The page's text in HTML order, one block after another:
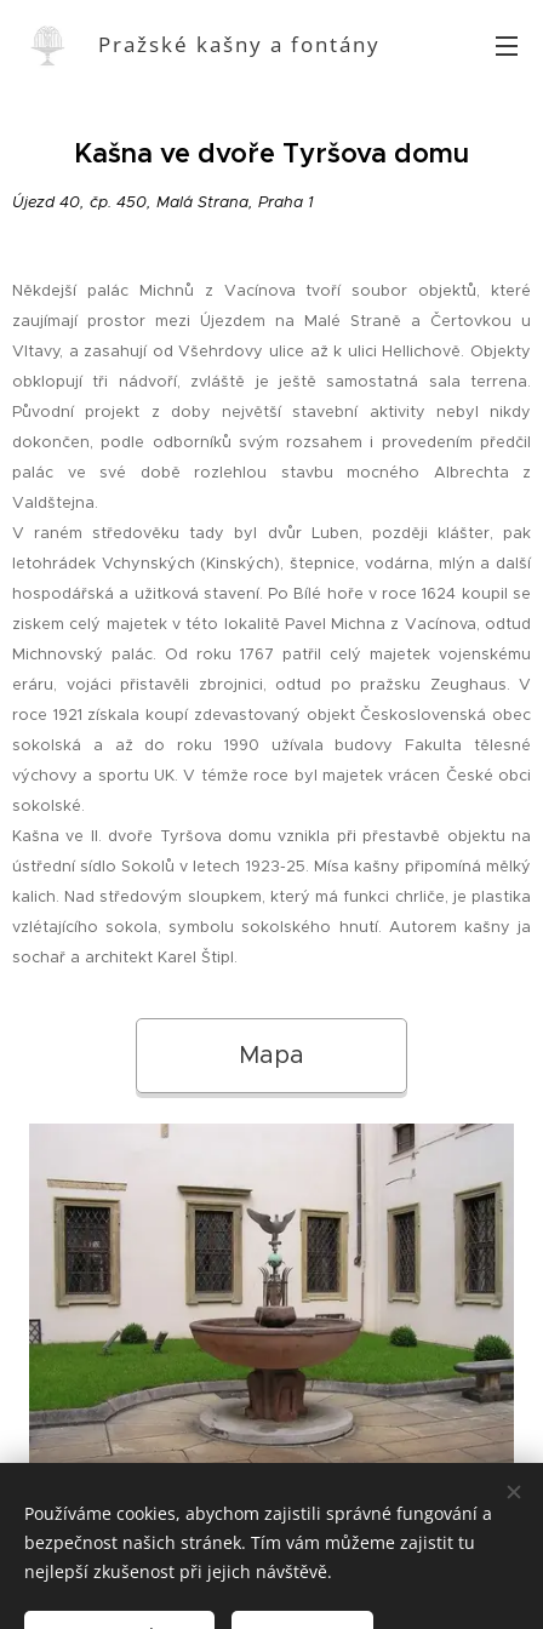
Pražské kašny a fontány
Kašna ve dvoře Tyršova domu
Újezd 40, čp. 450, Malá Strana, Praha 1
Někdejší palác Michnů z Vacínova tvoří soubor objektů, které
zaujímají prostor mezi Újezdem na Malé Straně a Čertovkou u
Vltavy, a zasahují od Všehrdovy ulice až k ulici Hellichově. Objekty
obklopují tři nádvoří, zvláště je ještě samostatná sala terrena.
Původní projekt z doby největší stavební aktivity nebyl nikdy
dokončen, podle odborníků svým rozsahem i provedením předčil
palác ve své době rozlehlou stavbu mocného Albrechta z
Valdštejna.
V raném středověku tady byl dvůr Luben, později klášter, pak
letohrádek Vchynských (Kinských), štepnice, vodárna, mlýn a další
hospodářská a užitková stavení. Po Bílé hoře v roce 1624 koupil se
ziskem celý majetek v této lokalitě Pavel Michna z Vacínova, odtud
Michnovský palác. Od roku 1767 patřil celý majetek vojenskému
eráru, vojáci přistavěli zbrojnici, odtud po pražsku Zeughaus. V
roce 1921 získala koupí zdevastovaný objekt Československá obec
sokolská a až do roku 1990 užívala budovy Fakulta tělesné
výchovy a sportu UK. V témže roce byl majetek vrácen České obci
sokolské.
Kašna ve II. dvoře Tyršova domu vznikla při přestavbě objektu na
ústřední sídlo Sokolů v letech 1923-25. Mísa kašny připomíná mělký
kalich. Nad středovým sloupkem, který má funkci chrliče, je plastika
vzlétajícího sokola, symbolu sokolského hnutí. Autorem kašny ja
sochař a architekt Karel Štipl.
Mapa
© Pavel Dvořák, Tomáš Podařil
Používáme cookies, abychom zajistili správné fungování a
bezpečnost našich stránek. Tím vám můžeme zajistit tu
nejlepší zkušenost při jejich návštěvě.